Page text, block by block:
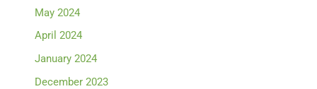
May 2024
April 2024
January 2024
December 2023